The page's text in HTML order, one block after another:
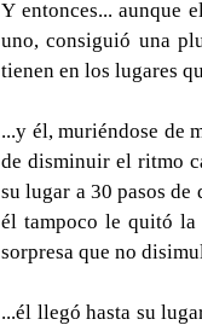
Y entonces... aunque
uno, consiguió una
tienen en los lugares
...y él, muriéndose de
de disminuir el ritmo
su lugar a 30 pasos
él tampoco le quitó
sorpresa que no
...él llegó hasta su